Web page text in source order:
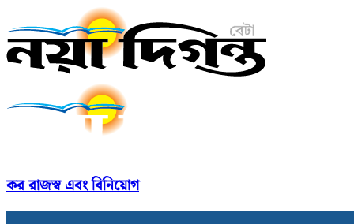
কর রাজস্ব এবং বিনিয়োগ